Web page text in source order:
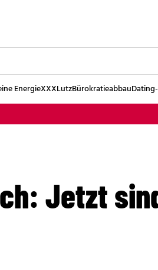
EnergieXXXLutzBürokratieabbau
Jetzt